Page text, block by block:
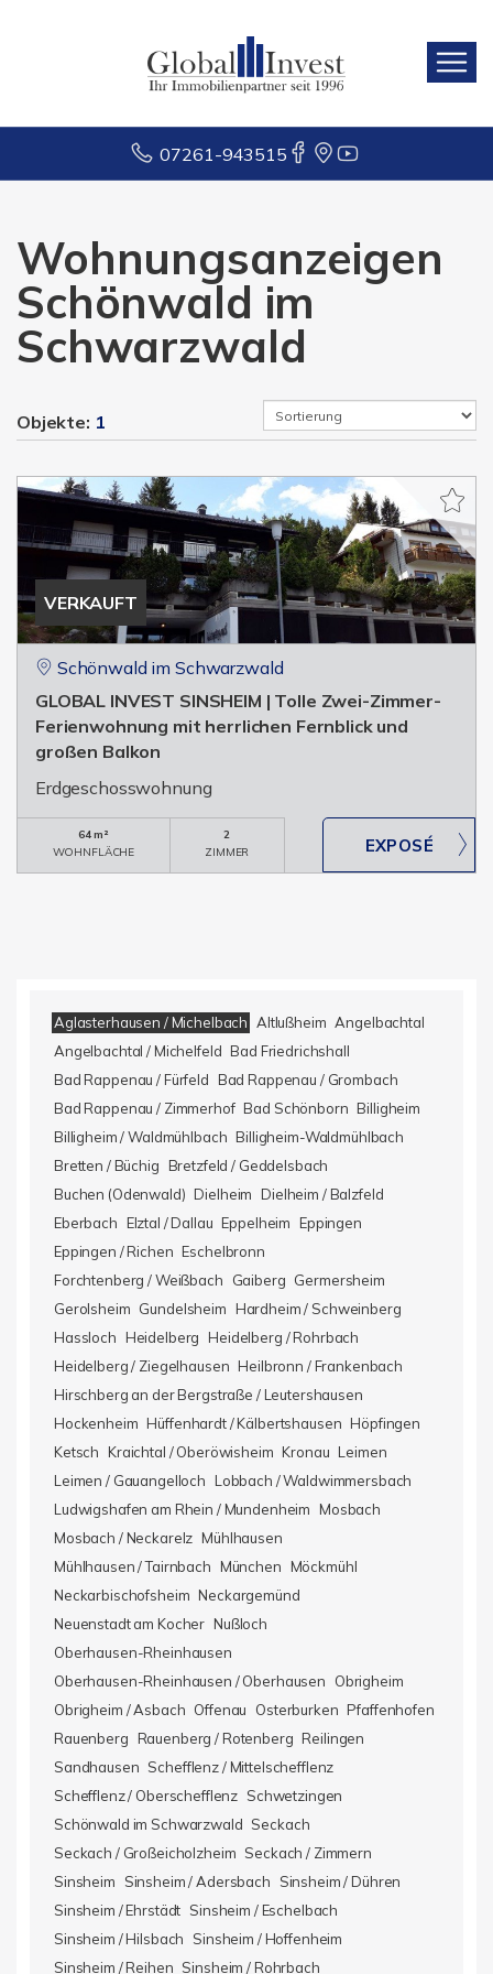
07261-943515
Wohnungsanzeigen
Schönwald im
Schwarzwald
Objekte: 1
VERKAUFT
Schönwald im Schwarzwald
GLOBAL INVEST SINSHEIM | Tolle Zwei-Zimmer-
Ferienwohnung mit herrlichen Fernblick und
großen Balkon
Erdgeschosswohnung
64 m²
WOHNFLÄCHE
2
ZIMMER
Aglasterhausen / Michelbach Altlußheim Angelbachtal
Angelbachtal / Michelfeld Bad Friedrichshall
Bad Rappenau / Fürfeld Bad Rappenau / Grombach
Bad Rappenau / Zimmerhof Bad Schönborn Billigheim
Billigheim / Waldmühlbach Billigheim-Waldmühlbach
Bretten / Büchig Bretzfeld / Geddelsbach
Buchen (Odenwald) Dielheim Dielheim / Balzfeld
Eberbach Elztal / Dallau Eppelheim Eppingen
Eppingen / Richen Eschelbronn
Forchtenberg / Weißbach
Gaiberg Germersheim
Gerolsheim Gundelsheim Hardheim / Schweinberg
Hassloch Heidelberg Heidelberg / Rohrbach
Heidelberg / Ziegelhausen Heilbronn / Frankenbach
Hirschberg an der Bergstraße / Leutershausen
Hockenheim Hüffenhardt / Kälbertshausen Höpfingen
Ketsch Kraichtal / Oberöwisheim Kronau Leimen
Leimen / Gauangelloch Lobbach / Waldwimmersbach
Ludwigshafen am Rhein / Mundenheim Mosbach
Mosbach / Neckarelz Mühlhausen
Mühlhausen / Tairnbach München Möckmühl
Neckarbischofsheim Neckargemünd
Neuenstadt am Kocher Nußloch
Oberhausen-Rheinhausen
Oberhausen-Rheinhausen / Oberhausen
Obrigheim
Obrigheim / Asbach Offenau Osterburken Pfaffenhofen
Rauenberg Rauenberg / Rotenberg Reilingen
Sandhausen Schefflenz / Mittelschefflenz
Schefflenz / Oberschefflenz Schwetzingen
Schönwald im Schwarzwald Seckach
Seckach / Großeicholzheim Seckach / Zimmern
Sinsheim
Sinsheim / Adersbach
Sinsheim / Dühren
Sinsheim / Ehrstädt Sinsheim / Eschelbach
Sinsheim / Hilsbach
Sinsheim / Hoffenheim
Sinsheim / Reihen Sinsheim / Rohrbach